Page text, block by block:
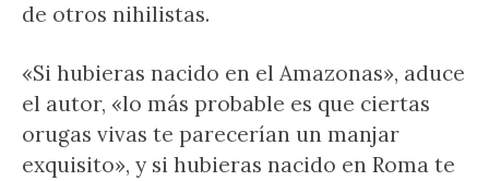
de otros nihilistas.
«Si hubieras nacido en el Amazonas», aduce
el autor, «lo más probable es que ciertas
orugas vivas te parecerían un manjar
exquisito», y si hubieras nacido en Roma te